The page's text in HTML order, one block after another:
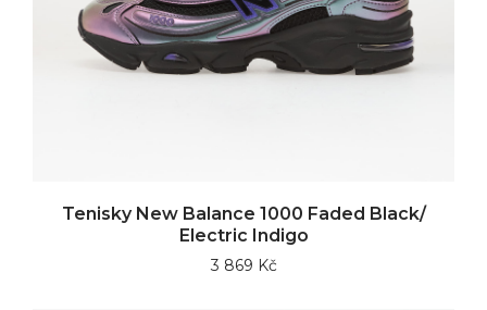
Tenisky New Balance 1000 Faded Black/
Electric Indigo
3 869 Kč